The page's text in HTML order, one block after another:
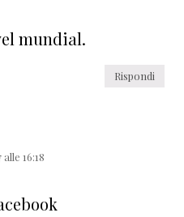
mundial.
Rispondi
16:18